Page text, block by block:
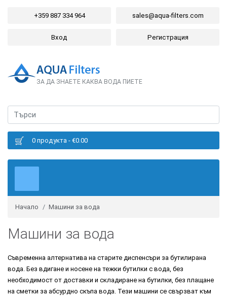
+359 887 334 964 sales@aqua-filters.com
Вход Регистрация
ЗА ДА ЗНАЕТЕ КАКВА ВОДА ПИЕТЕ
0 продукта - €0.00
Начало Машини за вода
Машини за вода
Съвременна алтернатива на старите диспенсъри за бутилирана
вода. Без вдигане и носене на тежки бутилки с вода, без
необходимост от доставки и складиране на бутилки, без плащане
на сметки за абсурдно скъпа вода. Тези машини се свързват към